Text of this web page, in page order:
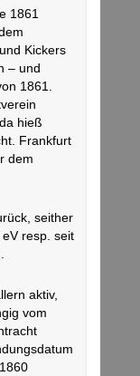
1861
Kickers
– und
1861.
hieß
Frankfurt
dem
seither
resp. seit
aktiv,
vom